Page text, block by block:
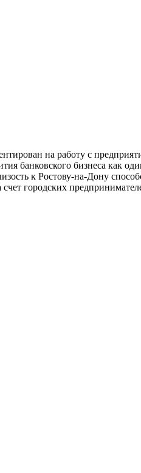
на работу с
банковского бизнеса как
к Ростову-на-Дону
городских